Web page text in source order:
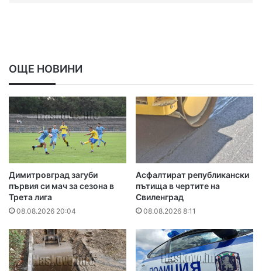
ОЩЕ НОВИНИ
Димитровград загуби
първия си мач за сезона в
Трета лига
08.08.2026 20:04
Асфалтират републикански
пътища в чертите на
Свиленград
08.08.2026 8:11